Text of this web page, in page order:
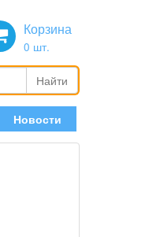
Корзина
0 шт.
Найти
Новости